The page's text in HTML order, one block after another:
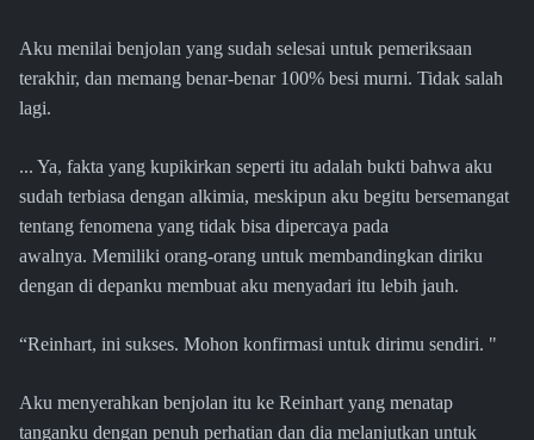
Aku menilai benjolan yang sudah selesai untuk pemeriksaan
terakhir, dan memang benar-benar 100% besi murni. Tidak salah
lagi.
... Ya, fakta yang kupikirkan seperti itu adalah bukti bahwa aku
sudah terbiasa dengan alkimia, meskipun aku begitu bersemangat
tentang fenomena yang tidak bisa dipercaya pada
awalnya. Memiliki orang-orang untuk membandingkan diriku
dengan di depanku membuat aku menyadari itu lebih jauh.
“Reinhart, ini sukses. Mohon konfirmasi untuk dirimu sendiri. "
Aku menyerahkan benjolan itu ke Reinhart yang menatap
tanganku dengan penuh perhatian dan dia melanjutkan untuk